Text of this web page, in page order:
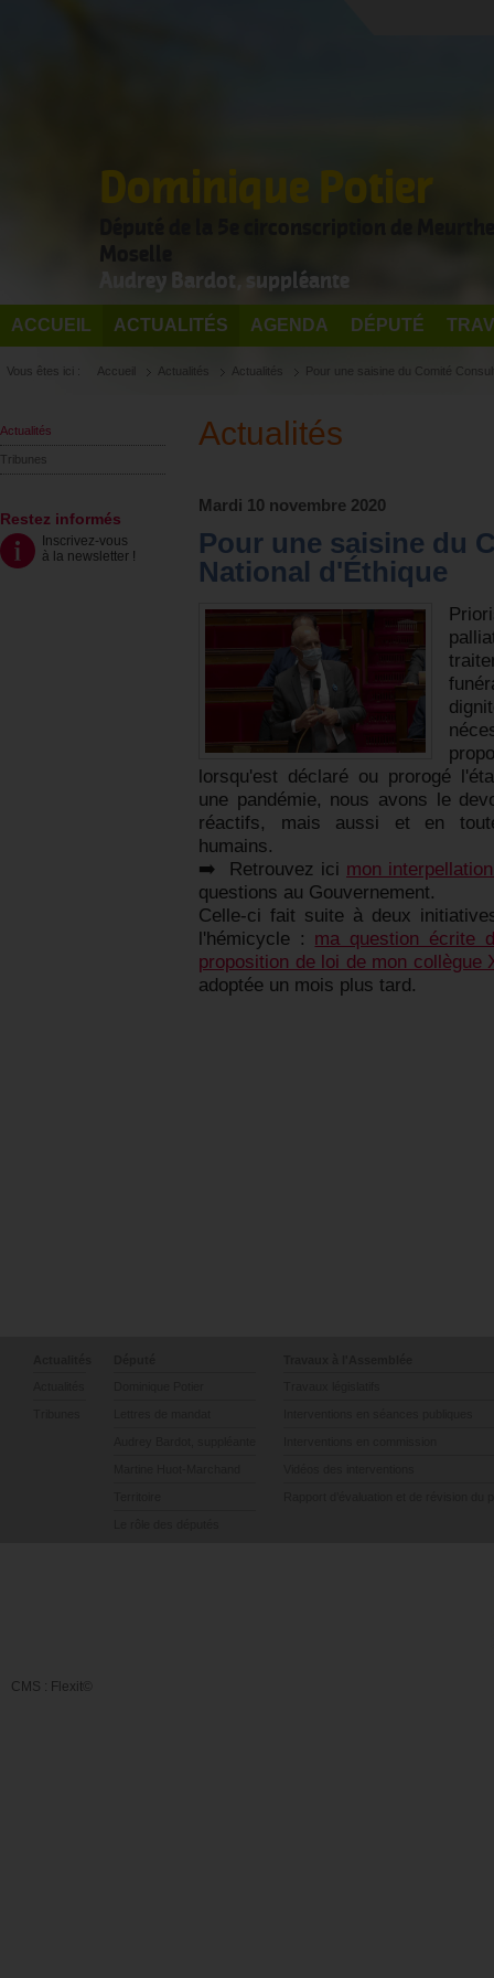
Dominique Potier
Audrey Bardot, suppléante
ACCUEIL ACTUALITÉS AGENDA DÉPUTÉ
Vous êtes ici : Accueil Actualités Actualités Pour une saisine du Comité
Actualités
Tribunes
Restez informés
Inscrivez-vous
à la newsletter !
Actualités
Mardi 10 novembre 2020
Pour une saisine du
National d'Éthique
lorsqu'est déclaré ou prorogé
une pandémie, nous avons le
réactifs, mais aussi et en
humains.
➡️ Retrouvez ici mon
questions au Gouvernement.
Celle-ci fait suite à deux
l'hémicycle : ma question écrite
proposition de loi de mon collègue
adoptée un mois plus tard.
CMS : Flexit©